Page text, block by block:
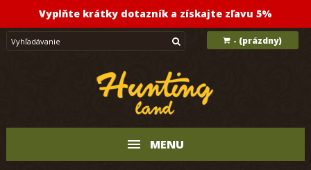
Vyplňte krátky dotazník a získajte zľavu 5%
- (prázdny)
MENU